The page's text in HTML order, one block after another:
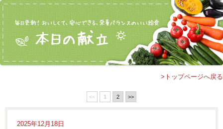
>トップページへ戻る
<< 1 2 >>
2025年12月18日